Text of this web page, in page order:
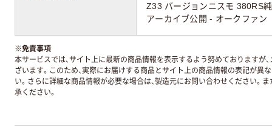
Z33 バージョンニスモ 380RS
アーカイブ公開 - オークファン
※免責事項
本サービスでは、サイト上に最新の商品情報を表示するよう努めておりますが、
ざいます。このため、実際にお届けする商品とサイト上の商品情報の表記が
い。さらに詳細な商品情報が必要な場合は、製造元にお問い合わせください。
承ください。